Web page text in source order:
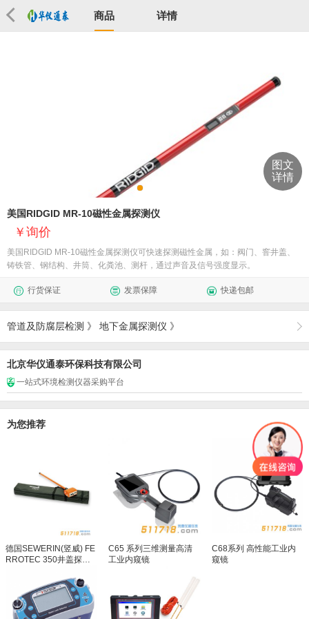
商品 详情
图文
详情
美国RIDGID MR-10磁性金属探测仪
询价
美国RIDGID MR-10磁性金属探测仪可快速探测磁性金属，如：阀门、窨井盖、
铸铁管、钢结构、井筒、化粪池、测杆，通过声音及信号强度显示。
行货保证 发票保障 快递包邮
管道及防腐层检测 》 地下金属探测仪 》
北京华仪通泰环保科技有限公司
一站式环境检测仪器采购平台
为您推荐
德国SEWERIN(竖威) FE
RROTEC 350井盖探测
C65 系列三维测量高清
工业内窥镜
C68系列 高性能工业内
窥镜